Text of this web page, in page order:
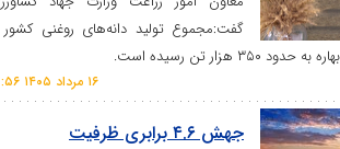
گفت:مجموع تولید دانه‌های روغنی کشور از
جهش ۴.۶ برابری ظرفیت